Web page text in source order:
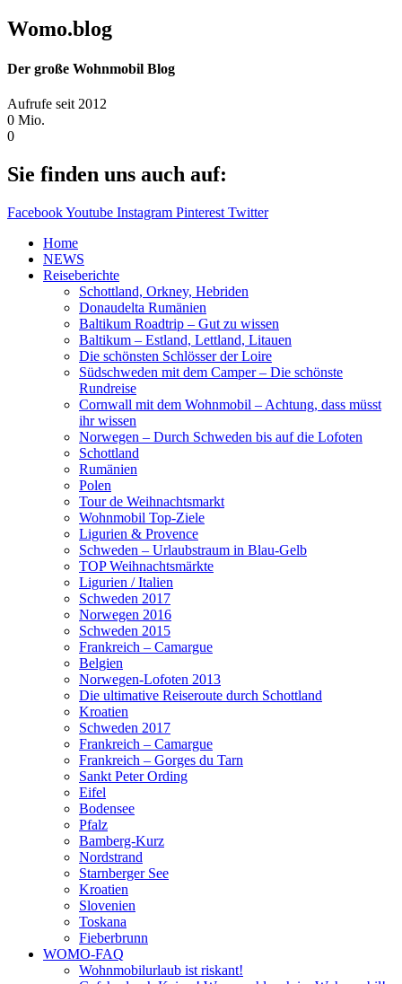
Womo.blog
Der große Wohnmobil Blog​
Aufrufe seit 2012
0 Mio.
0
Sie finden uns auch auf:
FacebookYoutube Instagram Pinterest Twitter
Home
NEWS
Reiseberichte
Schottland, Orkney, Hebriden
Donaudelta Rumänien
Baltikum Roadtrip – Gut zu wissen
Baltikum – Estland, Lettland, Litauen
Die schönsten Schlösser der Loire
Südschweden mit dem Camper – Die schönste
Rundreise
Cornwall mit dem Wohnmobil – Achtung, dass müsst
ihr wissen
Norwegen – Durch Schweden bis auf die Lofoten
Schottland
Rumänien
Polen
Tour de Weihnachtsmarkt
Wohnmobil Top-Ziele
Ligurien & Provence
Schweden – Urlaubstraum in Blau-Gelb
TOP Weihnachtsmärkte
Ligurien / Italien
Schweden 2017
Norwegen 2016
Schweden 2015
Frankreich – Camargue
Belgien
Norwegen-Lofoten 2013
Die ultimative Reiseroute durch Schottland
Kroatien
Schweden 2017
Frankreich – Camargue
Frankreich – Gorges du Tarn
Sankt Peter Ording
Eifel
Bodensee
Pfalz
Bamberg-Kurz
Nordstrand
Starnberger See
Kroatien
Slovenien
Toskana
Fieberbrunn
WOMO-FAQ
Wohnmobilurlaub ist riskant!